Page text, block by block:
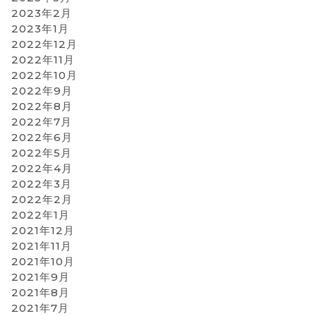
2023年2月
2023年1月
2022年12月
2022年11月
2022年10月
2022年9月
2022年8月
2022年7月
2022年6月
2022年5月
2022年4月
2022年3月
2022年2月
2022年1月
2021年12月
2021年11月
2021年10月
2021年9月
2021年8月
2021年7月